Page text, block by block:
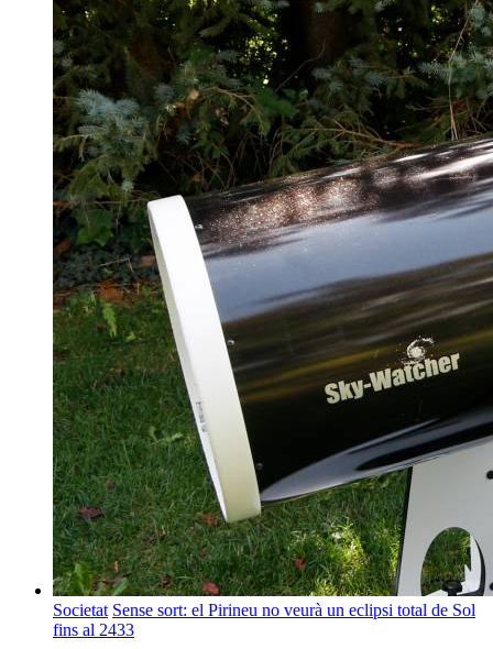
Societat Sense sort: el Pirineu no veurà un eclipsi total de Sol
fins al 2433